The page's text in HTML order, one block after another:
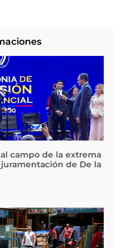
campo de la extrema
de De la